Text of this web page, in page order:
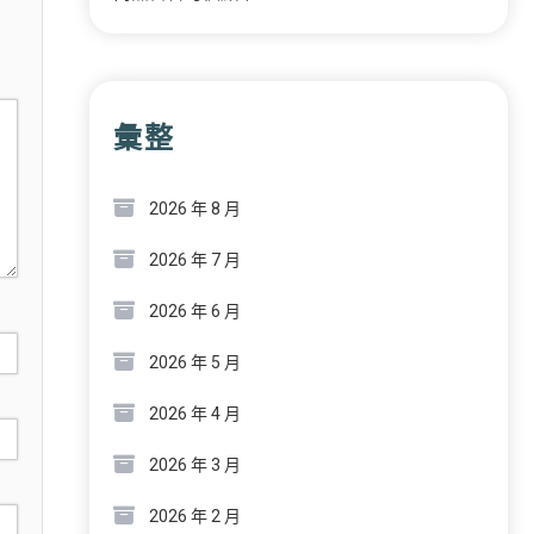
彙整
2026 年 8 月
2026 年 7 月
2026 年 6 月
2026 年 5 月
2026 年 4 月
2026 年 3 月
2026 年 2 月